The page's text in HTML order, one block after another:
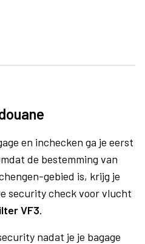
en inchecken ga je eerst
de bestemming van
gebied is, krijg je
security check voor vlucht
VF3.
nadat je je bagage